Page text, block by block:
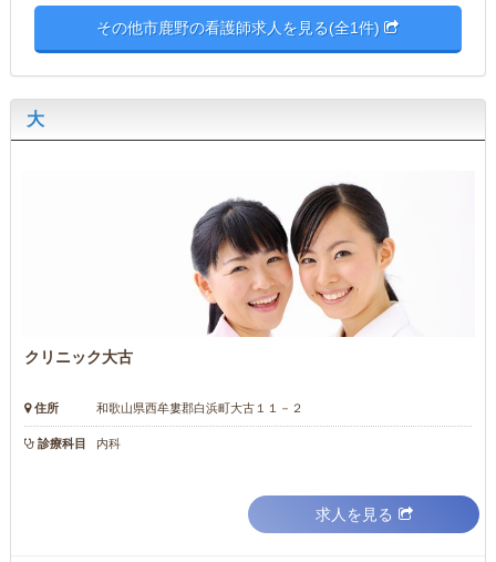
その他市鹿野の看護師求人を見る(全1件)
大
クリニック大古
住所 和歌山県西牟婁郡白浜町大古１１－２
診療科目 内科
求人を見る